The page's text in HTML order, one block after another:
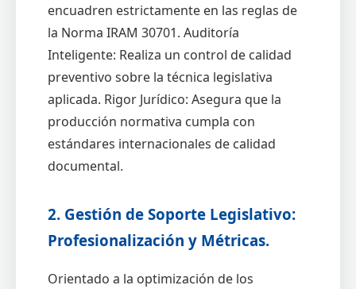
encuadren estrictamente en las reglas de
la Norma IRAM 30701. Auditoría
Inteligente: Realiza un control de calidad
preventivo sobre la técnica legislativa
aplicada. Rigor Jurídico: Asegura que la
producción normativa cumpla con
estándares internacionales de calidad
documental.
2. Gestión de Soporte Legislativo:
Profesionalización y Métricas.
Orientado a la optimización de los